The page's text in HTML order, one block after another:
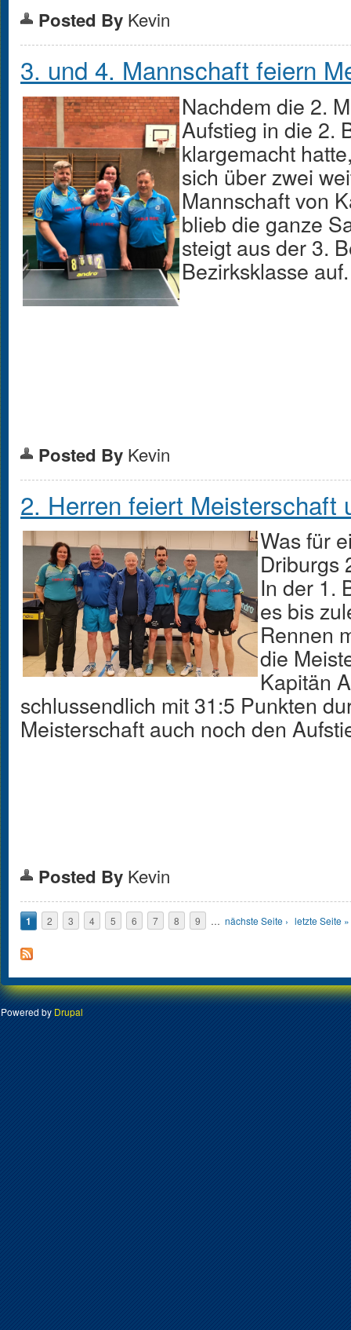
Posted By Kevin
3. und 4. Mannschaft feiern
Nachdem die 2.
Aufstieg in die 2.
klargemacht
sich über zwei
Mannschaft von
blieb die ganze
steigt aus der 3.
Bezirksklasse
Posted By Kevin
2. Herren feiert Meisterschaft
Was für
Driburgs
In der 1.
es bis
Rennen
die
Kapitän
schlussendlich mit 31:5 Punkten
Meisterschaft auch noch den
Posted By Kevin
Seiten
1 2 3 4 5 6 7 8 9 … nächste Seite › letzte Seite »
Powered by Drupal